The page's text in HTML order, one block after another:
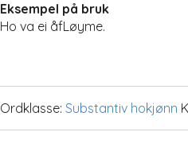
Eksempel på bruk
Ho va ei åfLøyme.
Ordklasse: Substantiv hokjønn